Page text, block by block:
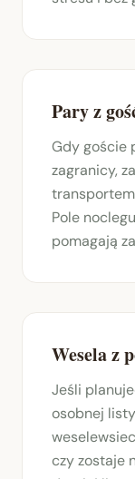
Pary z
Gdy goście
zagranicy,
Pole
pomagają
Wesela z
Jeśli
osobnej
czy zostaje